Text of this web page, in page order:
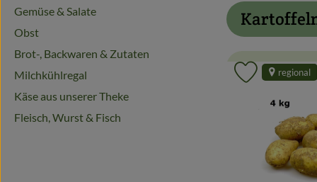
Gemüse & Salate
Obst
Brot-, Backwaren & Zutaten
Milchkühlregal
Käse aus unserer Theke
Fleisch, Wurst & Fisch
regional
Produkt zu